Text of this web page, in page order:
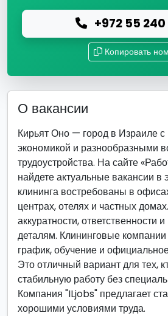
+972 55
Копировать
О вакансии
Кирьят Оно — город в Израиле
экономикой и разнообразными
трудоустройства. На сайте
найдете актуальные вакансии в
клининга востребованы в
центрах, отелях и частных
аккуратности, ответственности
деталям. Клининговые
график, обучение и
Это отличный вариант для тех,
стабильную работу без
Компания "ILjobs" предлагает
хорошими условиями труда.